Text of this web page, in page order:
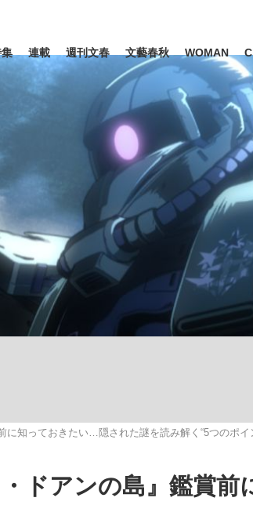
エンタメ ライフ ビジネス
本代表監督に... 「最悪の空気
言した“NPB聞... 「クマが悪者扱
連載 週刊文春 文藝春秋 WOMAN
キーワード入力
グ一覧
市早苗 #後藤真希 #森岡毅 #城彰二
に知っておきたい…隠された謎を読み解く“5つのポイ
ドアンの島』鑑賞前